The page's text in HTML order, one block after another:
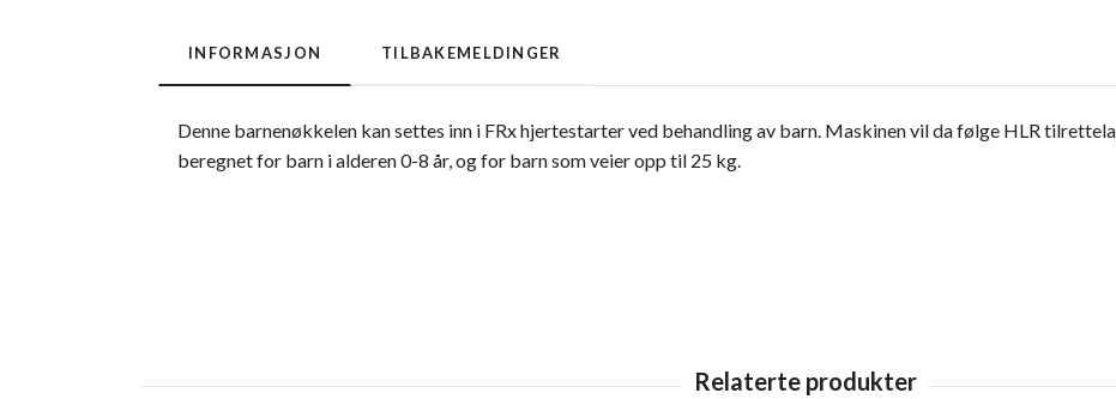
INFORMASJON TILBAKEMELDINGER
Denne barnenøkkelen kan settes inn i FRx hjertestarter ved behandling av barn. Maskinen vil da følge HLR
beregnet for barn i alderen 0-8 år, og for barn som veier opp til 25 kg.